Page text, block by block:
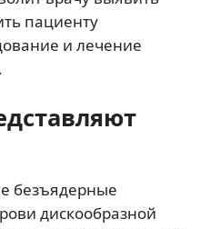
пациенту
и лечение
безъядерные
дискообразной